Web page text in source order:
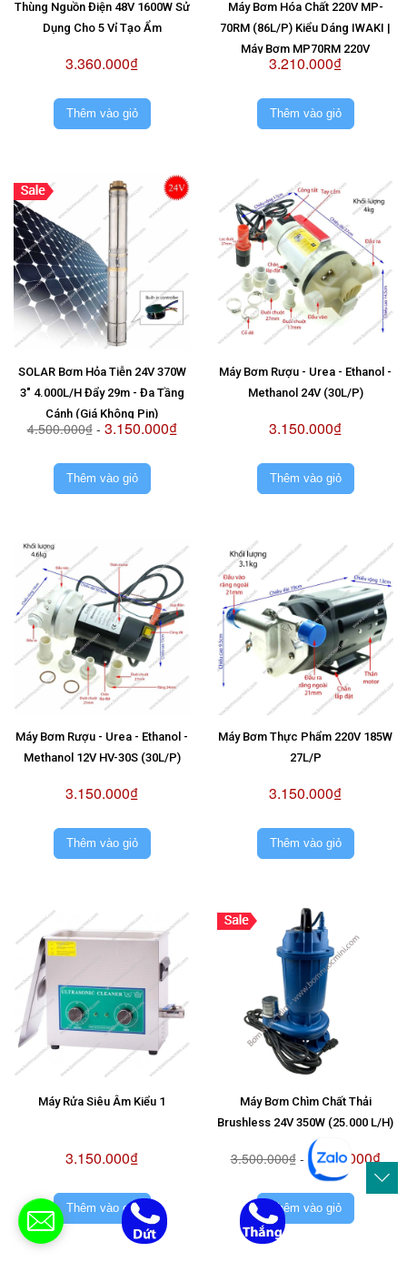
Thùng Nguồn Điện 48V 1600W Sử
Dụng Cho 5 Vỉ Tạo Ẩm
3.360.000₫
Thêm vào giỏ
Máy Bơm Hóa Chất 220V MP-
70RM (86L/P) Kiểu Dáng IWAKI |
Máy Bơm MP70RM 220V
3.210.000₫
Thêm vào giỏ
SOLAR Bơm Hỏa Tiễn 24V 370W
3" 4.000L/H Đẩy 29m - Đa Tầng
Cánh (Giá Không Pin)
4.500.000₫- 3.150.000₫
Thêm vào giỏ
Máy Bơm Rượu - Urea - Ethanol -
Methanol 24V (30L/P)
3.150.000₫
Thêm vào giỏ
Máy Bơm Rượu - Urea - Ethanol -
Methanol 12V HV-30S (30L/P)
3.150.000₫
Thêm vào giỏ
Máy Bơm Thực Phẩm 220V 185W
27L/P
3.150.000₫
Thêm vào giỏ
Máy Rửa Siêu Âm Kiểu 1
3.150.000₫
Thêm vào giỏ
Máy Bơm Chìm Chất Thải
Brushless 24V 350W (25.000 L/H)
3.500.000₫- 3.150.000₫
Thêm vào giỏ